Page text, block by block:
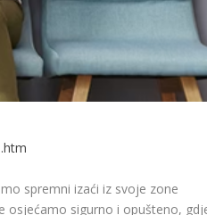
spremni izaći iz svoje zone
osjećamo sigurno i opušteno,